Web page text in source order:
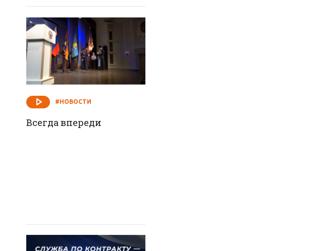
#НОВОСТИ
Всегда впереди